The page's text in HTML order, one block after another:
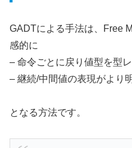
GADTによる手法は、Free
感的に
– 命令ごとに戻り値型を型
– 継続/中間値の表現がより
となる方法です。